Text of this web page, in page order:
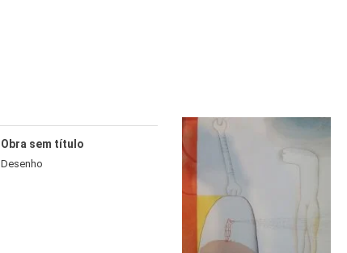
Obra sem título
Desenho